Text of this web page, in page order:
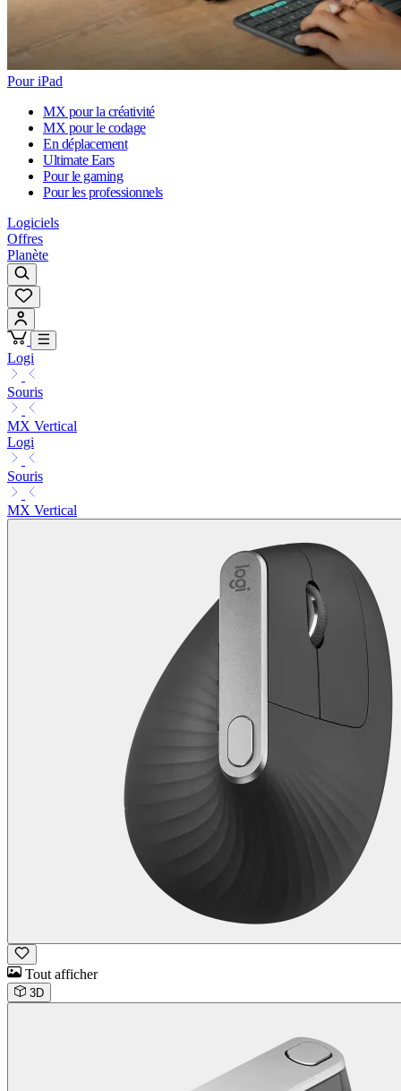
Pour iPad
MX pour la créativité
MX pour le codage
En déplacement
Ultimate Ears
Pour le gaming
Pour les professionnels
Logiciels
Offres
Planète
Logi
Souris
MX Vertical
Logi
Souris
MX Vertical
Tout afficher
3D